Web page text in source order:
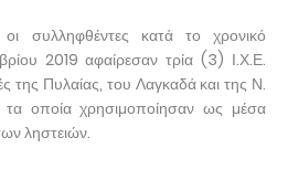
συλληφθέντες κατά το χρονικό
2019 αφαίρεσαν τρία (3) Ι.Χ.Ε.
της Πυλαίας, του Λαγκαδά και της Ν.
τα οποία χρησιμοποίησαν ως μέσα
ληστειών.